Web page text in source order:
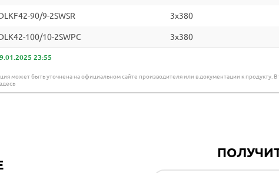
90/9-2SWSR 3x380
100/10-2SWPC 3x380
23:55
может быть уточнена на официальном сайте производителя или в документации к